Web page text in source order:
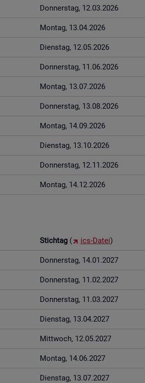
Don­ners­tag, 12.03.2026
Mon­tag, 13.04.2026
Diens­tag, 12.05.2026
Don­ners­tag, 11.06.2026
Mon­tag, 13.07.2026
Don­ners­tag, 13.08.2026
Mon­tag, 14.09.2026
Diens­tag, 13.10.2026
Don­ners­tag, 12.11.2026
Mon­tag, 14.12.2026
Stich­tag ( ics-Datei)
Don­ners­tag, 14.01.2027
Don­ners­tag, 11.02.2027
Don­ners­tag, 11.03.2027
Diens­tag, 13.04.2027
Mitt­woch, 12.05.2027
Mon­tag, 14.06.2027
Diens­tag, 13.07.2027